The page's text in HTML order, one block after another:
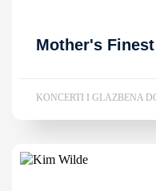
Mother's Finest
KONCERTI I GLAZBENA